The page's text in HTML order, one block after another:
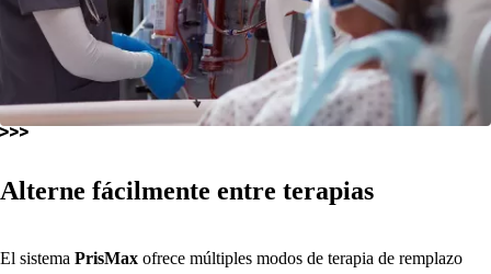
Alterne fácilmente entre terapias
El sistema PrisMax ofrece múltiples modos de terapia de remplazo